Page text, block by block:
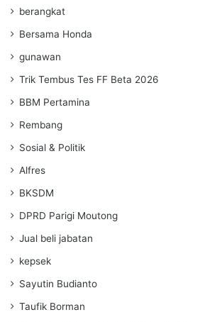
berangkat
Bersama Honda
gunawan
Trik Tembus Tes FF Beta 2026
BBM Pertamina
Rembang
Sosial & Politik
Alfres
BKSDM
DPRD Parigi Moutong
Jual beli jabatan
kepsek
Sayutin Budianto
Taufik Borman